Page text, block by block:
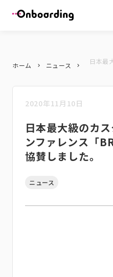
ホーム keyboard_arrow_right ニュース keyboard_arrow_right
日本最
2020年11月10日
日本最大級のカ
ンファレンス「
協賛しました。
ニュース